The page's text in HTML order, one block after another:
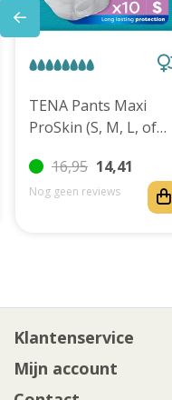
TENA Pants Maxi
ProSkin (S, M, L, of
16,95 14,41
Nog geen reviews
Klantenservice
Mijn account